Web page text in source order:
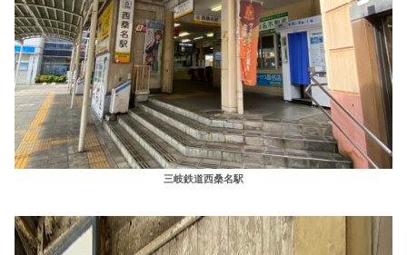
三岐鉄道西桑名駅